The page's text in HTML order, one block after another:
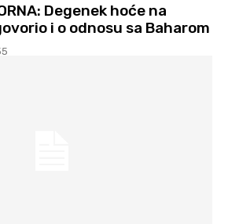
Degenek hoće na
i o odnosu sa Baharom